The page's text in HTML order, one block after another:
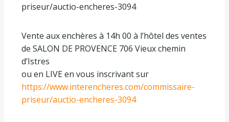
priseur/auctio-encheres-3094
Vente aux enchères à 14h 00 à l’hôtel des ventes
de SALON DE PROVENCE 706 Vieux chemin
d’Istres
ou en LIVE en vous inscrivant sur
https://www.interencheres.com/commissaire-
priseur/auctio-encheres-3094